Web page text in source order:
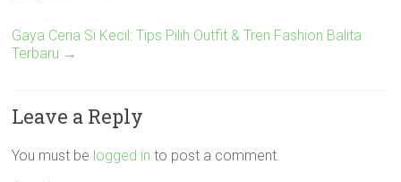
Gaya Ceria Si Kecil: Tips Pilih Outfit & Tren Fashion Balita
Terbaru →
Leave a Reply
You must be logged in to post a comment.